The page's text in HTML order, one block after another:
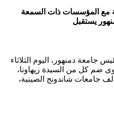
مع المؤسسات ذات السمعة
يستقبل
جامعة دمنهور، اليوم الثلاثاء
المستوى ضم كل من السيدة زيهاونا،
جامعات شاندونج الصينية،